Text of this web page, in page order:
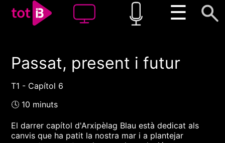
☰
00:00 00:00
Passat, present i futur
T1 - Capítol 6
🕓 10 minuts
El darrer capítol d'Arxipèlag Blau està dedicat als
canvis que ha patit la nostra mar i a plantejar